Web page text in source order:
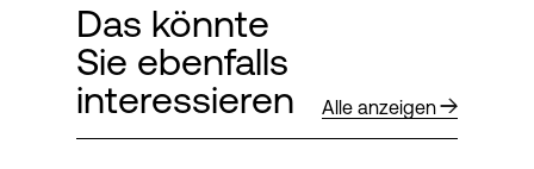
Das könnte
Sie ebenfalls
interessieren
Alle anzeigen